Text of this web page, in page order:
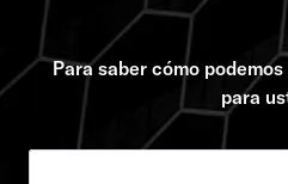
Para saber cómo
para